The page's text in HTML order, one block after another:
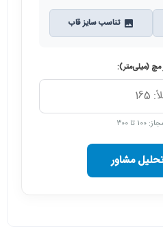
تناسب سایز قاب
مچ (میلی‌متر):
تا ۳۰۰
مشاور